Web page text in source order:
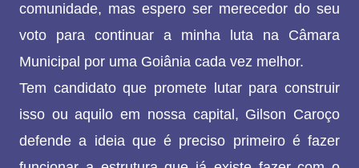
comunidade, mas espero ser merecedor do seu
voto para continuar a minha luta na Câmara
Municipal por uma Goiânia cada vez melhor.
Tem candidato que promete lutar para construir
isso ou aquilo em nossa capital, Gilson Caroço
defende a ideia que é preciso primeiro é fazer